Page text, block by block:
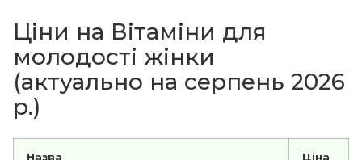
Ціни на Вітаміни для
молодості жінки
(актуально на серпень 2026
р.)
Назва Ціна